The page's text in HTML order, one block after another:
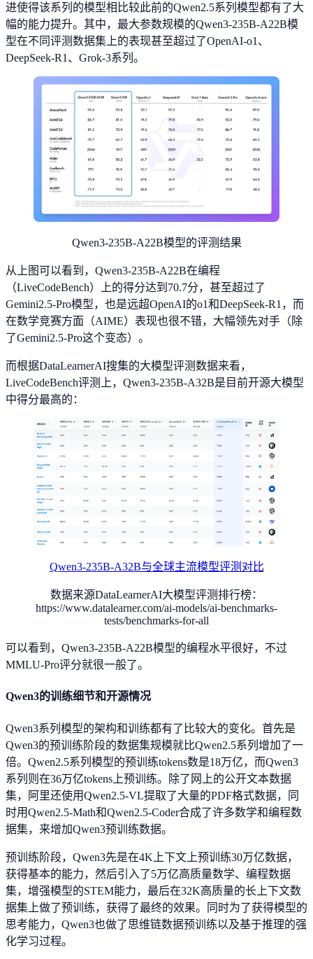
进使得该系列的模型相比较此前的Qwen2.5系列模型都有了大
幅的能力提升。其中，最大参数规模的Qwen3-235B-A22B模
型在不同评测数据集上的表现甚至超过了OpenAI-o1、
DeepSeek-R1、Grok-3系列。
Qwen3-235B-A22B模型的评测结果
从上图可以看到，Qwen3-235B-A22B在编程
（LiveCodeBench）上的得分达到70.7分，甚至超过了
Gemini2.5-Pro模型，也是远超OpenAI的o1和DeepSeek-R1，而
在数学竞赛方面（AIME）表现也很不错，大幅领先对手（除
了Gemini2.5-Pro这个变态）。
而根据DataLearnerAI搜集的大模型评测数据来看，
LiveCodeBench评测上，Qwen3-235B-A32B是目前开源大模型
中得分最高的：
Qwen3-235B-A32B与全球主流模型评测对比
数据来源DataLearnerAI大模型评测排行榜：
https://www.datalearner.com/ai-models/ai-benchmarks-
tests/benchmarks-for-all
可以看到，Qwen3-235B-A22B模型的编程水平很好，不过
MMLU-Pro评分就很一般了。
Qwen3的训练细节和开源情况
Qwen3系列模型的架构和训练都有了比较大的变化。首先是
Qwen3的预训练阶段的数据集规模就比Qwen2.5系列增加了一
倍。Qwen2.5系列模型的预训练tokens数是18万亿，而Qwen3
系列则在36万亿tokens上预训练。除了网上的公开文本数据
集，阿里还使用Qwen2.5-VL提取了大量的PDF格式数据，同
时用Qwen2.5-Math和Qwen2.5-Coder合成了许多数学和编程数
据集，来增加Qwen3预训练数据。
预训练阶段，Qwen3先是在4K上下文上预训练30万亿数据，
获得基本的能力，然后引入了5万亿高质量数学、编程数据
集，增强模型的STEM能力，最后在32K高质量的长上下文数
据集上做了预训练，获得了最终的效果。同时为了获得模型的
思考能力，Qwen3也做了思维链数据预训练以及基于推理的强
化学习过程。